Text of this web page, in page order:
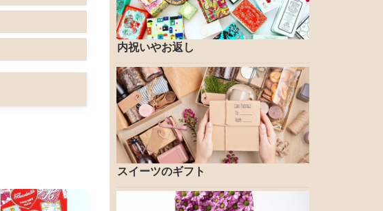
内祝いやお返し
スイーツのギフト